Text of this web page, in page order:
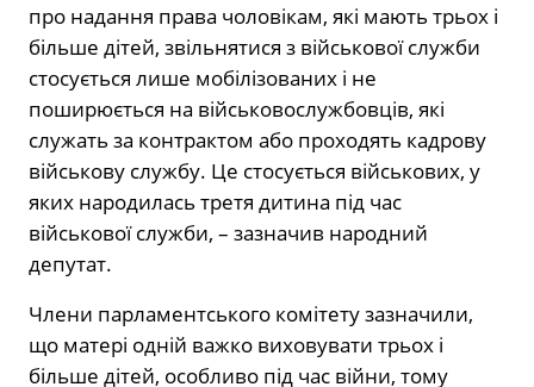
про надання права чоловікам, які мають трьох і
більше дітей, звільнятися з військової служби
стосується лише мобілізованих і не
поширюється на військовослужбовців, які
служать за контрактом або проходять кадрову
військову службу. Це стосується військових, у
яких народилась третя дитина під час
військової служби, – зазначив народний
депутат.
Члени парламентського комітету зазначили,
що матері одній важко виховувати трьох і
більше дітей, особливо під час війни, тому